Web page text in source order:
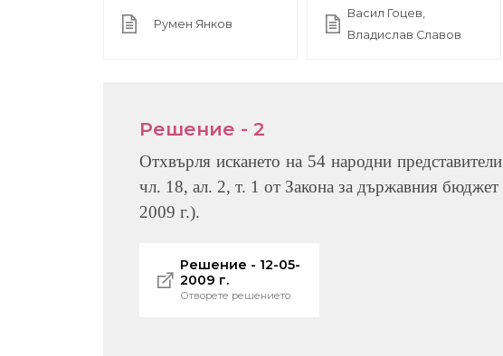
Румен Янков
Васил Гоцев,
Владислав Славов
Решение - 2
Отхвърля искането на 54 народни
чл. 18, ал. 2, т. 1 от Закона за държавния
2009 г.).
Решение - 12-05-
2009 г.
Отворете решението